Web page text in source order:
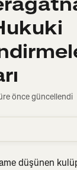
önce güncellendi
düşünen